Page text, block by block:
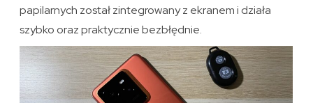
papilarnych został zintegrowany z ekranem i działa
szybko oraz praktycznie bezbłędnie.